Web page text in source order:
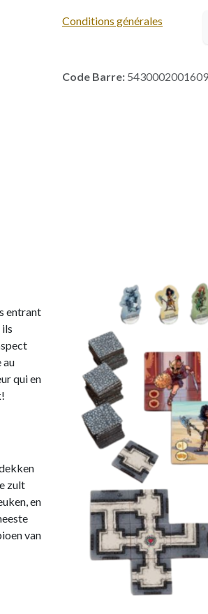
Conditions générales
Code Barre: 5430002001609
entrant
au
qui en
zult
en
van